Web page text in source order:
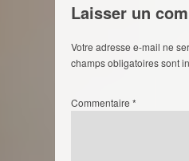
Laisser un
Votre adresse e-mail ne
champs obligatoires sont
Commentaire *